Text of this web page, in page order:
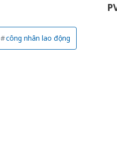
công nhân lao động
Thanh